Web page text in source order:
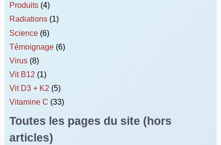
Produits(4)
Radiations(1)
Science(6)
Témoignage(6)
Virus(8)
Vit B12 (1)
Vit D3 + K2 (5)
Vitamine C (33)
Toutes les pages du site (hors
articles)